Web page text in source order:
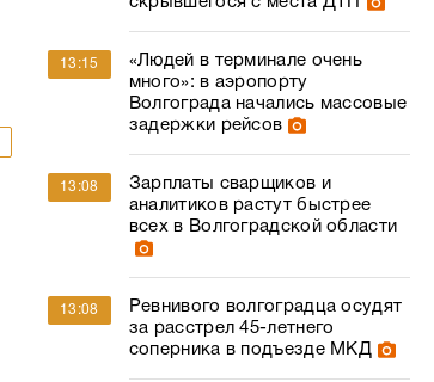
13:15
«Людей в терминале очень
много»: в аэропорту
Волгограда начались массовые
задержки рейсов
13:08
Зарплаты сварщиков и
аналитиков растут быстрее
всех в Волгоградской области
13:08
Ревнивого волгоградца осудят
за расстрел 45-летнего
соперника в подъезде МКД